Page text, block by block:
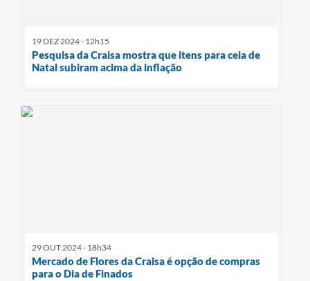
19 DEZ 2024 - 12h15
Pesquisa da Craisa mostra que itens para ceia de
Natal subiram acima da inflação
29 OUT 2024 - 18h34
Mercado de Flores da Craisa é opção de compras
para o Dia de Finados